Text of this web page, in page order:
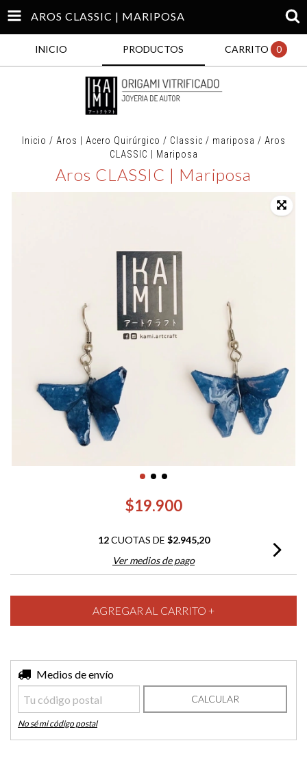
AROS CLASSIC | MARIPOSA
INICIO PRODUCTOS CARRITO 0
Inicio / Aros | Acero Quirúrgico / Classic / mariposa / Aros
CLASSIC | Mariposa
Aros CLASSIC | Mariposa
$19.900
12CUOTAS DE $2.945,20
Ver medios de pago
Entregas para el CP:
Medios de envío
CALCULAR
No sé mi código postal